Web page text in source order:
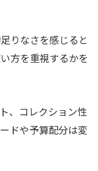
りなさを感じると
方を重視するかを
、コレクション性
ドや予算配分は変